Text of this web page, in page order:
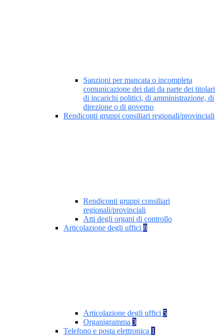
Sanzioni per mancata o incompleta
comunicazione dei dati da parte dei titolari
di incarichi politici, di amministrazione, di
direzione o di governo
Rendiconti gruppi consiliari regionali/provinciali
Rendiconti gruppi consiliari
regionali/provinciali
Atti degli organi di controllo
Articolazione degli uffici 8
Articolazione degli uffici 5
Organigramma 3
Telefono e posta elettronica 1